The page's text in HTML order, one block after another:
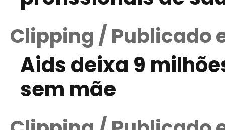
Clipping / Publicado
Aids deixa 9
sem mãe